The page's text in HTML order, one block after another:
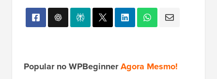
Popular no WPBeginnerAgora Mesmo!